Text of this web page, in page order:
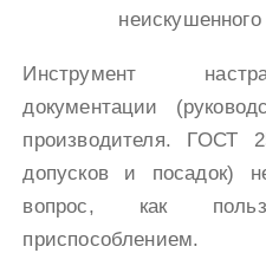
Инструмент
документации
производителя. ГОСТ
допусков и посадок)
вопрос, как
приспособлением.